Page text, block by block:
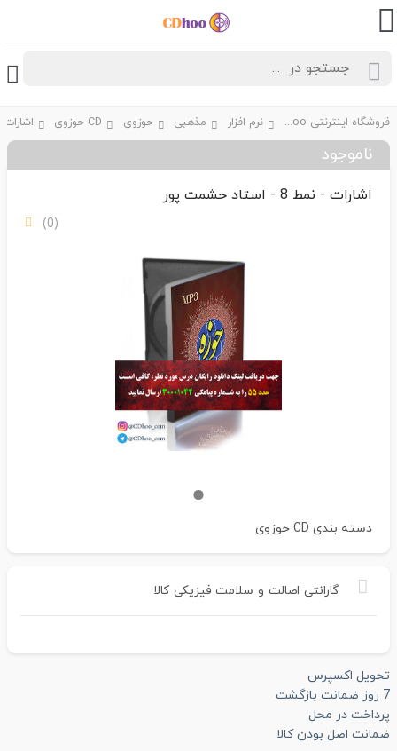
فروشگاه اینترنتی CDhoo نرم افزار مذهبی حوزوی CD حوزوی
ناموجود
اشارات - نمط 8 - استاد حشمت پور
(0)
دسته بندی CD حوزوی
گارانتی اصالت و سلامت فیزیکی کالا
تحویل اکسپرس
7 روز ضمانت بازگشت
پرداخت در محل
ضمانت اصل بودن کالا